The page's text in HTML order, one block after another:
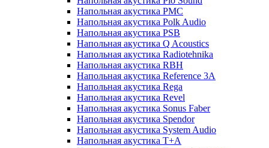
Напольная акустика PMC
Напольная акустика Polk Audio
Напольная акустика PSB
Напольная акустика Q Acoustics
Напольная акустика Radiotehnika
Напольная акустика RBH
Напольная акустика Reference 3A
Напольная акустика Rega
Напольная акустика Revel
Напольная акустика Sonus Faber
Напольная акустика Spendor
Напольная акустика System Audio
Напольная акустика T+A